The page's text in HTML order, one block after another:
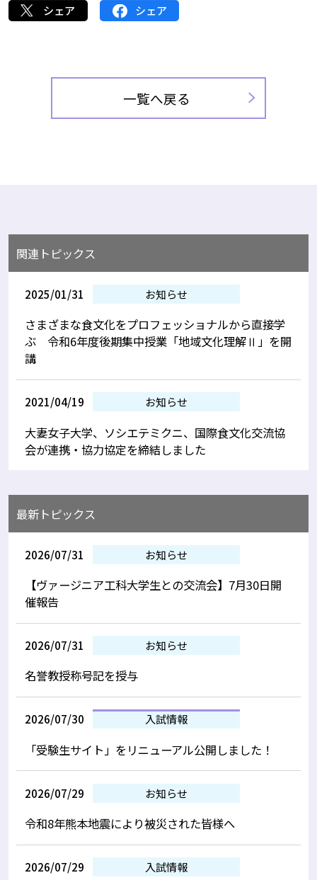
シェア シェア
一覧へ戻る
関連トピックス
2025/01/31 お知らせ
さまざまな食文化をプロフェッショナルから直接学
ぶ 令和6年度後期集中授業「地域文化理解Ⅱ」を開
講
2021/04/19 お知らせ
大妻女子大学、ソシエテミクニ、国際食文化交流協
会が連携・協力協定を締結しました
最新トピックス
2026/07/31 お知らせ
【ヴァージニア工科大学生との交流会】7月30日開
催報告
2026/07/31 お知らせ
名誉教授称号記を授与
2026/07/30 入試情報
「受験生サイト」をリニューアル公開しました！
2026/07/29 お知らせ
令和8年熊本地震により被災された皆様へ
2026/07/29 入試情報